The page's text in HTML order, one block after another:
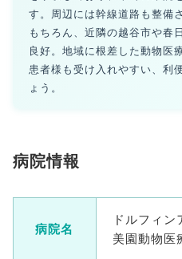
す。周辺には幹線道路も整備
もちろん、近隣の越谷市や春
良好。地域に根差した動物医
患者様も受け入れやすい、利
ょう。
病院情報
病院名
ドルフィ
美園動物医